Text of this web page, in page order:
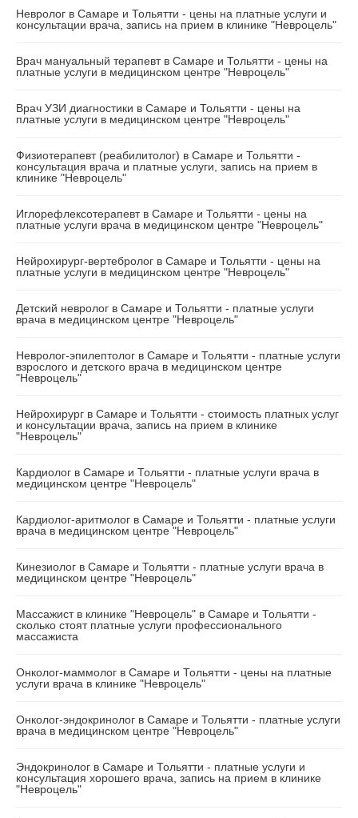
Невролог в Самаре и Тольятти - цены на платные услуги и
консультации врача, запись на прием в клинике "Невроцель"
Врач мануальный терапевт в Самаре и Тольятти - цены на
платные услуги в медицинском центре "Невроцель"
Врач УЗИ диагностики в Самаре и Тольятти - цены на
платные услуги в медицинском центре "Невроцель"
Физиотерапевт (реабилитолог) в Самаре и Тольятти -
консультация врача и платные услуги, запись на прием в
клинике "Невроцель"
Иглорефлексотерапевт в Самаре и Тольятти - цены на
платные услуги врача в медицинском центре "Невроцель"
Нейрохирург-вертебролог в Самаре и Тольятти - цены на
платные услуги в медицинском центре "Невроцель"
Детский невролог в Самаре и Тольятти - платные услуги
врача в медицинском центре "Невроцель"
Невролог-эпилептолог в Самаре и Тольятти - платные услуги
взрослого и детского врача в медицинском центре
"Невроцель"
Нейрохирург в Самаре и Тольятти - стоимость платных услуг
и консультации врача, запись на прием в клинике
"Невроцель"
Кардиолог в Самаре и Тольятти - платные услуги врача в
медицинском центре "Невроцель"
Кардиолог-аритмолог в Самаре и Тольятти - платные услуги
врача в медицинском центре "Невроцель"
Кинезиолог в Самаре и Тольятти - платные услуги врача в
медицинском центре "Невроцель"
Массажист в клинике "Невроцель" в Самаре и Тольятти -
сколько стоят платные услуги профессионального
массажиста
Онколог-маммолог в Самаре и Тольятти - цены на платные
услуги врача в клинике "Невроцель"
Онколог-эндокринолог в Самаре и Тольятти - платные услуги
врача в медицинском центре "Невроцель"
Эндокринолог в Самаре и Тольятти - платные услуги и
консультация хорошего врача, запись на прием в клинике
"Невроцель"